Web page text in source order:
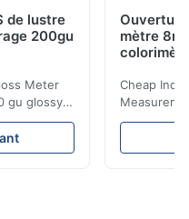
de lustre
200gu
Meter
gu glossy
Gloss
(0-
paint, ink,
mètre
Cheap
meter Silk
Precision